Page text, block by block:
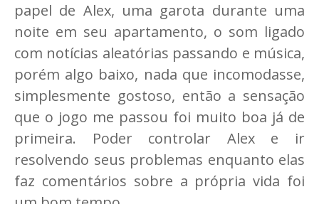
papel de Alex, uma garota durante uma
noite em seu apartamento, o som ligado
com notícias aleatórias passando e música,
porém algo baixo, nada que incomodasse,
simplesmente gostoso, então a sensação
que o jogo me passou foi muito boa já de
primeira. Poder controlar Alex e ir
resolvendo seus problemas enquanto elas
faz comentários sobre a própria vida foi